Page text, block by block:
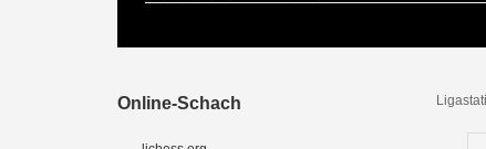
Online-Schach